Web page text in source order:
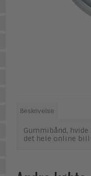
Beskrivelse
Gummibånd,
det hele online